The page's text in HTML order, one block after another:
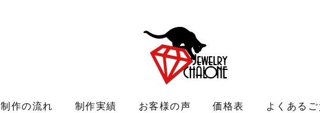
制作の流れ 制作実績 お客様の声 価格表 よくあるご